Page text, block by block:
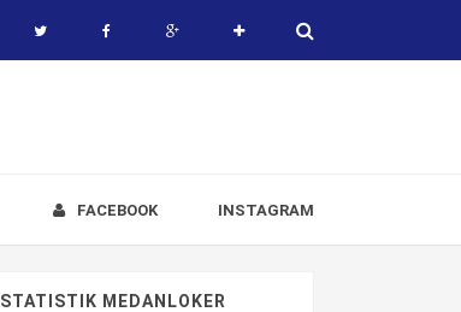
INSTAGRAM
FACEBOOK
STATISTIK MEDANLOKER